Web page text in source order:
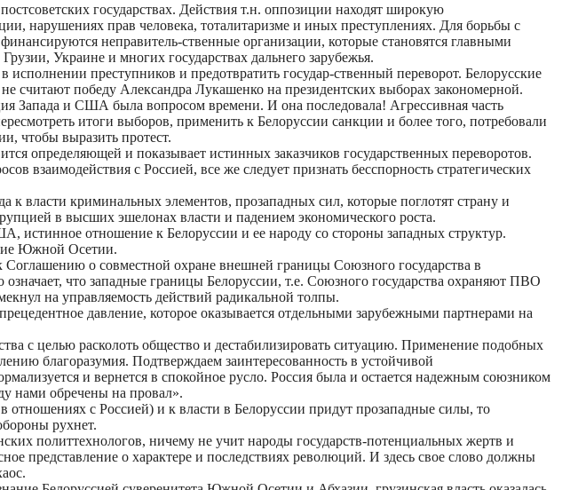
государствах. Действия т.н. оппозиции находят широкую
прав человека, тоталитаризме и иных преступлениях. Для борьбы с
неправитель-ственные организации, которые становятся главными
Украине и многих государствах дальнего зарубежья.
преступников и предотвратить государ-ственный переворот. Белорусские
считают победу Александра Лукашенко на президентских выборах закономерной.
Запада и США была вопросом времени. И она последовала! Агрессивная часть
итоги выборов, применить к Белоруссии санкции и более того, потребовали
чтобы выразить протест.
определяющей и показывает истинных заказчиков государственных переворотов.
взаимодействия с Россией, все же следует признать бесспорность стратегических
к власти криминальных элементов, прозападных сил, которые поглотят страну и
в высших эшелонах власти и падением экономического роста.
истинное отношение к Белоруссии и ее народу со стороны западных структур.
Южной Осетии.
о совместной охране внешней границы Союзного государства в
что западные границы Белоруссии, т.е. Союзного государства охраняют ПВО
на управляемость действий радикальной толпы.
давление, которое оказывается отдельными зарубежными партнерами на
с целью расколоть общество и дестабилизировать ситуацию. Применение подобных
благоразумия. Подтверждаем заинтересованность в устойчивой
и вернется в спокойное русло. Россия была и остается надежным союзником
нами обречены на провал».
отношениях с Россией) и к власти в Белоруссии придут прозападные силы, то
рухнет.
политтехнологов, ничему не учит народы государств-потенциальных жертв и
представление о характере и последствиях революций. И здесь свое слово должны